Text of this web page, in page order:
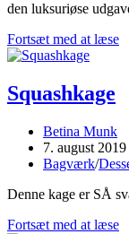
den luksuriøse
Fortsæt med at læse
Squashkage
Post
author:
Betina Munk
Post
published:
7. august 2019
Post
Bagværk/
Denne kage er SÅ
Fortsæt med at læse